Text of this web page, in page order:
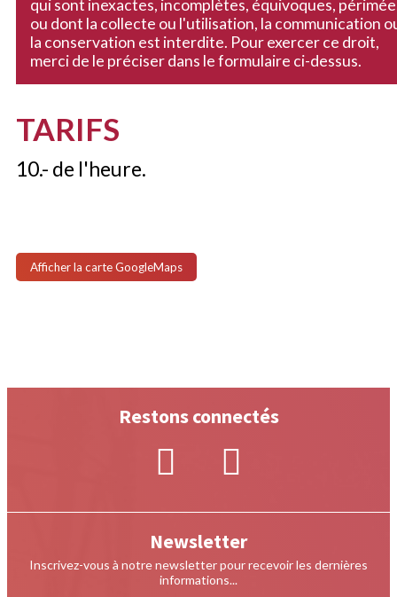
qui sont inexactes, incomplètes, équivoques,
ou dont la collecte ou l'utilisation, la communication
la conservation est interdite. Pour exercer ce droit,
merci de le préciser dans le formulaire ci-dessus.
TARIFS
10.- de l'heure.
Afficher la carte GoogleMaps
Newsletter
Inscrivez-vous à notre newsletter pour recevoir les dernières
informations...
Restons connectés